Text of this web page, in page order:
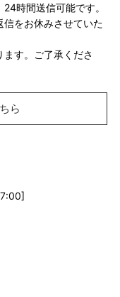
時間送信可能です。
をお休みさせていた
す。ご了承くださ
ら